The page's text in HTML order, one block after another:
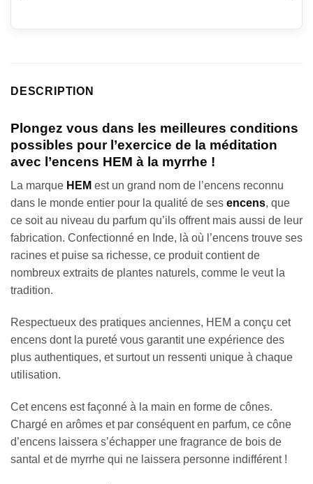
DESCRIPTION
Plongez vous dans les meilleures conditions
possibles pour l’exercice de la méditation
avec l’encens HEM à la myrrhe !
La marque HEM est un grand nom de l’encens reconnu
dans le monde entier pour la qualité de ses encens, que
ce soit au niveau du parfum qu’ils offrent mais aussi de leur
fabrication. Confectionné en Inde, là où l’encens trouve ses
racines et puise sa richesse, ce produit contient de
nombreux extraits de plantes naturels, comme le veut la
tradition.
Respectueux des pratiques anciennes, HEM a conçu cet
encens dont la pureté vous garantit une expérience des
plus authentiques, et surtout un ressenti unique à chaque
utilisation.
Cet encens est façonné à la main en forme de cônes.
Chargé en arômes et par conséquent en parfum, ce cône
d’encens laissera s’échapper une fragrance de bois de
santal et de myrrhe qui ne laissera personne indifférent !